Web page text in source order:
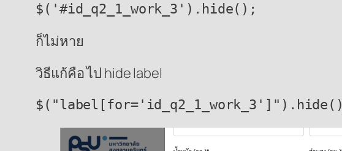
$('#id_q2_1_work_3').hide();
ก็ไม่หาย
วิธีแก้คือ ไป hide label
$("label[for='id_q2_1_work_3']").hide()